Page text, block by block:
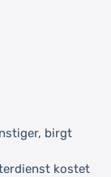
birgt
kostet